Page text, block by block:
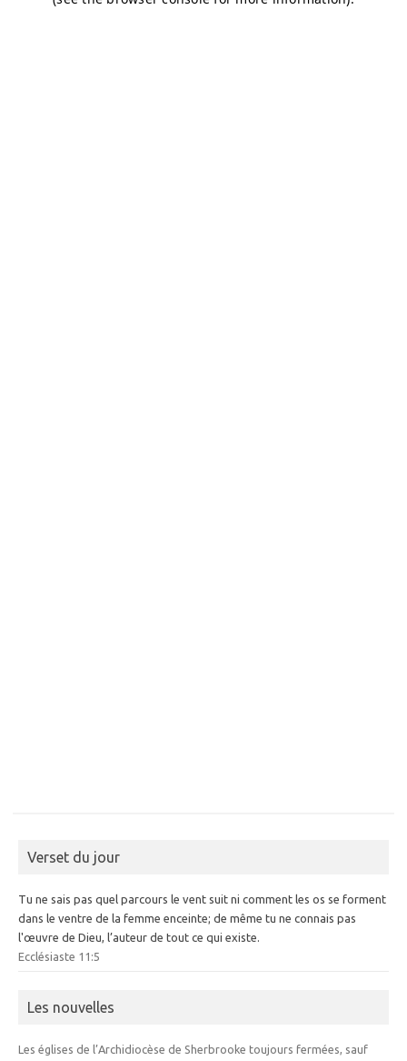
Verset du jour
Tu ne sais pas quel parcours le vent suit ni comment les os se forment
dans le ventre de la femme enceinte; de même tu ne connais pas
l'œuvre de Dieu, l’auteur de tout ce qui existe.
Ecclésiaste 11:5
Les nouvelles
Les églises de l’Archidiocèse de Sherbrooke toujours fermées, sauf